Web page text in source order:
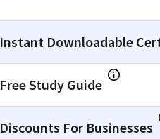
Instant Downloadable
Free Study Guide
Discounts For Businesses